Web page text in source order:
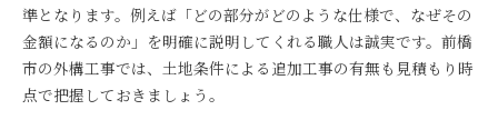
準となります。例えば「どの部分がどのような仕様で、なぜその
金額になるのか」を明確に説明してくれる職人は誠実です。前橋
市の外構工事では、土地条件による追加工事の有無も見積もり時
点で把握しておきましょう。